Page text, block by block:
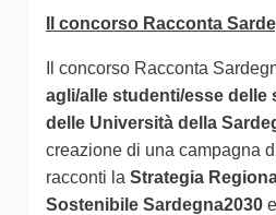
Il concorso Racconta
Il concorso Racconta
agli/alle studenti/esse delle
delle Università della
creazione di una campagna
racconti la Strategia
Sostenibile Sardegna2030